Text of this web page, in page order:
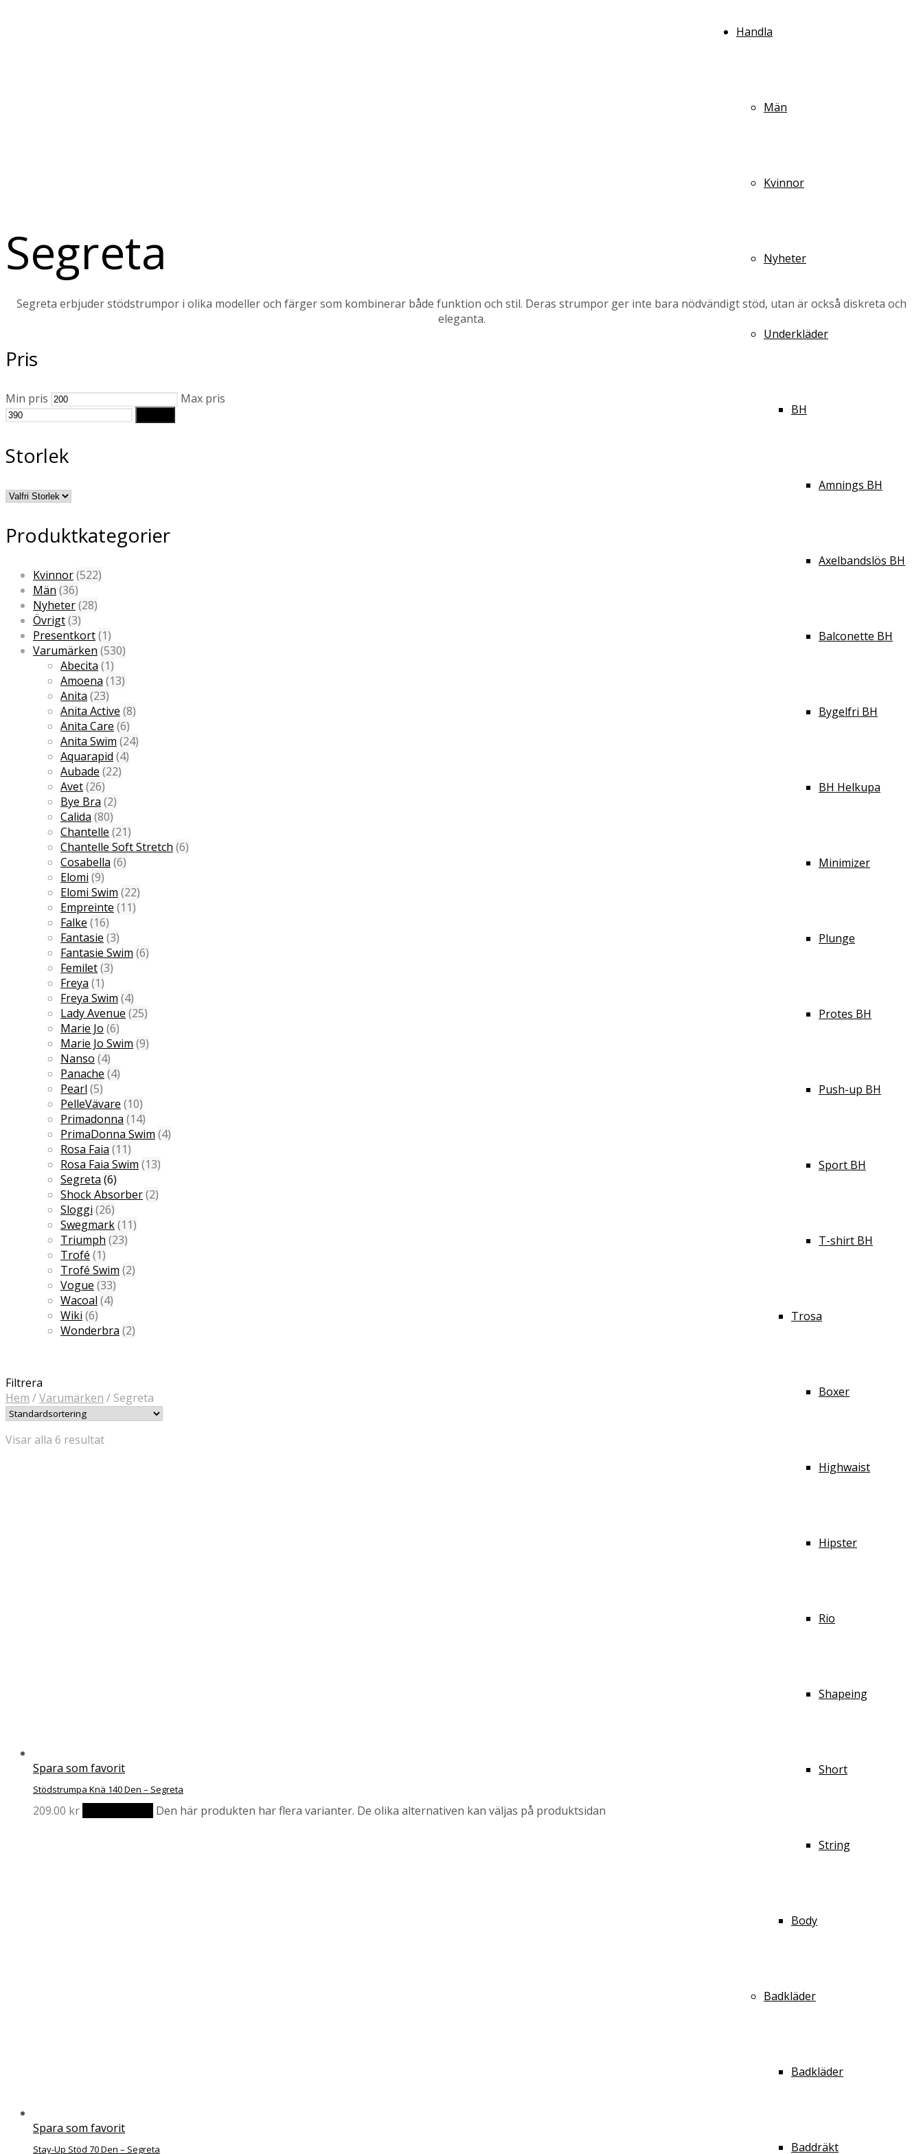
Handla
Män
Kvinnor
Nyheter
Underkläder
BH
Amnings BH
Axelbandslös BH
Balconette BH
Bygelfri BH
BH Helkupa
Minimizer
Plunge
Protes BH
Push-up BH
Sport BH
T-shirt BH
Trosa
Boxer
Highwaist
Hipster
Rio
Shapeing
Short
String
Body
Badkläder
Badkläder
Baddräkt
Segreta
Segreta erbjuder stödstrumpor i olika modeller och färger som kombinerar både funktion och stil. Deras strumpor ger inte bara nödvändigt stöd, utan är också diskreta och
eleganta.
Pris
Min pris Max pris
Storlek
Produktkategorier
Kvinnor(522)
Män (36)
Nyheter(28)
Övrigt(3)
Presentkort(1)
Varumärken (530)
Abecita (1)
Amoena (13)
Anita (23)
Anita Active (8)
Anita Care (6)
Anita Swim (24)
Aquarapid (4)
Aubade (22)
Avet(26)
Bye Bra (2)
Calida (80)
Chantelle (21)
Chantelle Soft Stretch (6)
Cosabella (6)
Elomi (9)
Elomi Swim (22)
Empreinte (11)
Falke (16)
Fantasie (3)
Fantasie Swim (6)
Femilet(3)
Freya (1)
Freya Swim (4)
Lady Avenue (25)
Marie Jo (6)
Marie Jo Swim (9)
Nanso (4)
Panache (4)
Pearl (5)
PelleVävare (10)
Primadonna (14)
PrimaDonna Swim (4)
Rosa Faia (11)
Rosa Faia Swim (13)
Segreta (6)
Shock Absorber(2)
Sloggi (26)
Swegmark(11)
Triumph (23)
Trofé (1)
Trofé Swim (2)
Vogue (33)
Wacoal (4)
Wiki (6)
Wonderbra (2)
Filtrera
Hem /Varumärken / Segreta
Visar alla 6 resultat
Spara som favorit
Stödstrumpa Knä 140 Den – Segreta
209.00 kr Den här produkten har flera varianter. De olika alternativen kan väljas på produktsidan
Spara som favorit
Stay-Up Stöd 70 Den – Segreta